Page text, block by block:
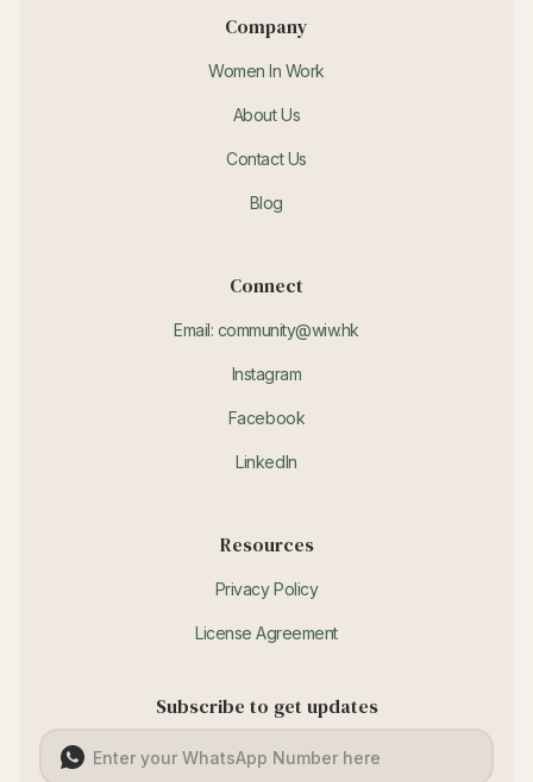
Company
Women In Work
About Us
Contact Us
Blog
Connect
Email: community@wiw.hk
Instagram
Facebook
LinkedIn
Resources
Privacy Policy
License Agreement
Subscribe to get updates